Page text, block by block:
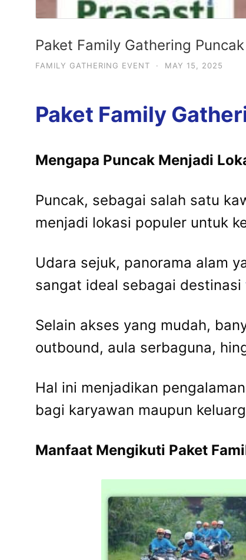
Paket Family Gathering
FAMILY GATHERING EVENT · MAY 15, 2025
Paket Family
Mengapa Puncak Menjadi
Puncak, sebagai salah satu
menjadi lokasi populer untuk
Udara sejuk, panorama alam
sangat ideal sebagai destinasi
Selain akses yang mudah,
outbound, aula serbaguna,
Hal ini menjadikan
bagi karyawan maupun
Manfaat Mengikuti Paket